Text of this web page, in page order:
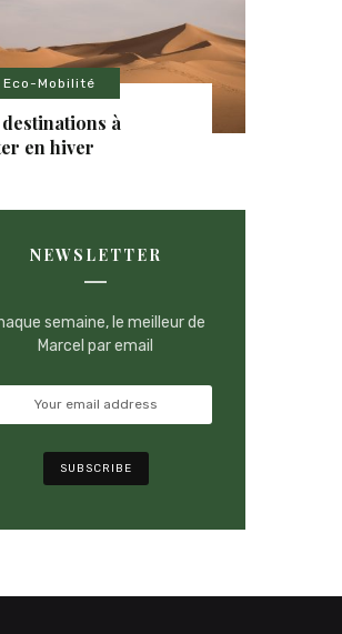
Eco-Mobilité
destinations à
en hiver
NEWSLETTER
semaine, le meilleur de
Marcel par email